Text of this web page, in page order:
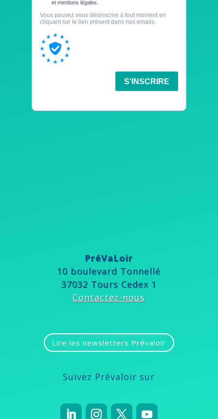
PréVaLoir
10 boulevard Tonnellé
37032 Tours Cedex 1
Contactez-nous
Lire les newsletters Prévaloir
Suivez Prévaloir sur